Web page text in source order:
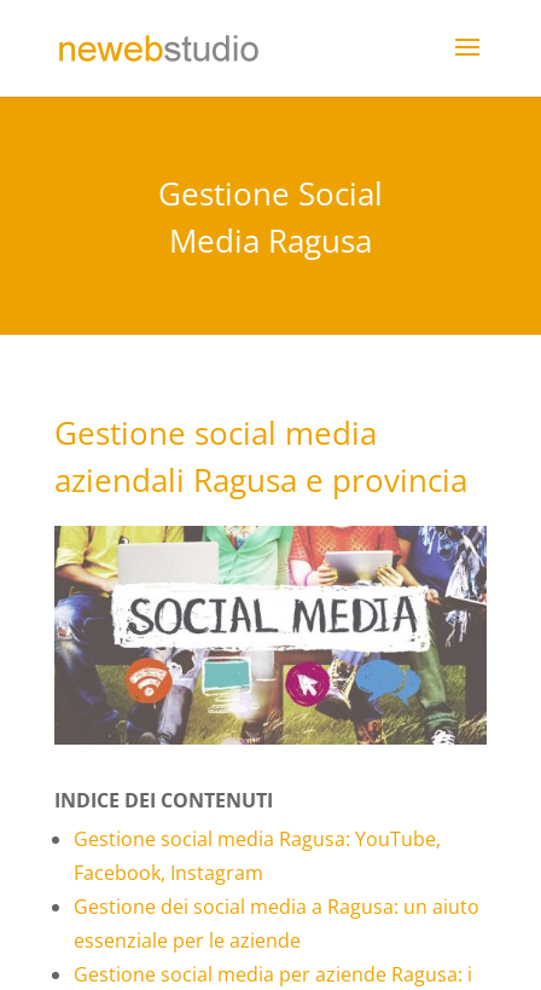
Gestione Social
Media Ragusa
Gestione social media
aziendali Ragusa e provincia
INDICE DEI CONTENUTI
Gestione social media Ragusa: YouTube,
Facebook, Instagram
Gestione dei social media a Ragusa: un aiuto
essenziale per le aziende
Gestione social media per aziende Ragusa: i